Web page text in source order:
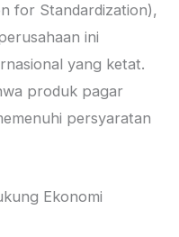
for Standardization),
ini
yang ketat.
produk pagar
persyaratan
Ekonomi